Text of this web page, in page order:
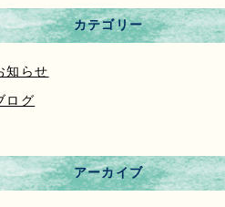
カテゴリー
知らせ
ログ
アーカイブ